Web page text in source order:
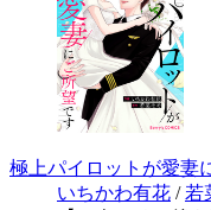
極上パイロットが愛妻
いちかわ有花 / 若